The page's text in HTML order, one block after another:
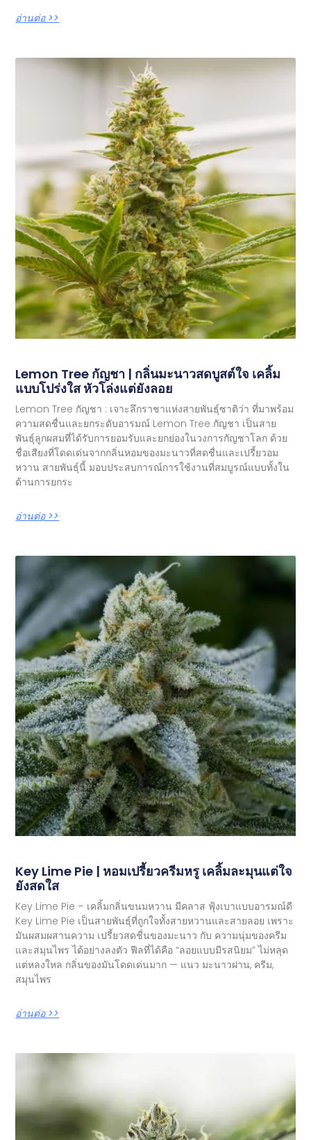
อ่านต่อ >>
Lemon Tree กัญชา | กลิ่นมะนาวสดบูสต์ใจ เคลิ้ม
แบบโปร่งใส หัวโล่งแต่ยังลอย
Lemon Tree กัญชา : เจาะลึกราชาแห่งสายพันธุ์ซาติว่า ที่มาพร้อม
ความสดชื่นและยกระดับอารมณ์ Lemon Tree กัญชา เป็นสาย
พันธุ์ลูกผสมที่ได้รับการยอมรับและยกย่องในวงการกัญชาโลก ด้วย
ชื่อเสียงที่โดดเด่นจากกลิ่นหอมของมะนาวที่สดชื่นและเปรี้ยวอม
หวาน สายพันธุ์นี้ มอบประสบการณ์การใช้งานที่สมบูรณ์แบบทั้งใน
ด้านการยกระ
อ่านต่อ >>
Key Lime Pie | หอมเปรี้ยวครีมหรู เคลิ้มละมุนแต่ใจ
ยังสดใส
Key Lime Pie – เคลิ้มกลิ่นขนมหวาน มีคลาส ฟุ้งเบาแบบอารมณ์ดี
Key Lime Pie เป็นสายพันธุ์ที่ถูกใจทั้งสายหวานและสายลอย เพราะ
มันผสมผสานความ เปรี้ยวสดชื่นของมะนาว กับ ความนุ่มของครีม
และสมุนไพร ได้อย่างลงตัว ฟีลที่ได้คือ “ลอยแบบมีรสนิยม” ไม่หลุด
แต่หลงใหล กลิ่นของมันโดดเด่นมาก — แนว มะนาวฝาน, ครีม,
สมุนไพร
อ่านต่อ >>